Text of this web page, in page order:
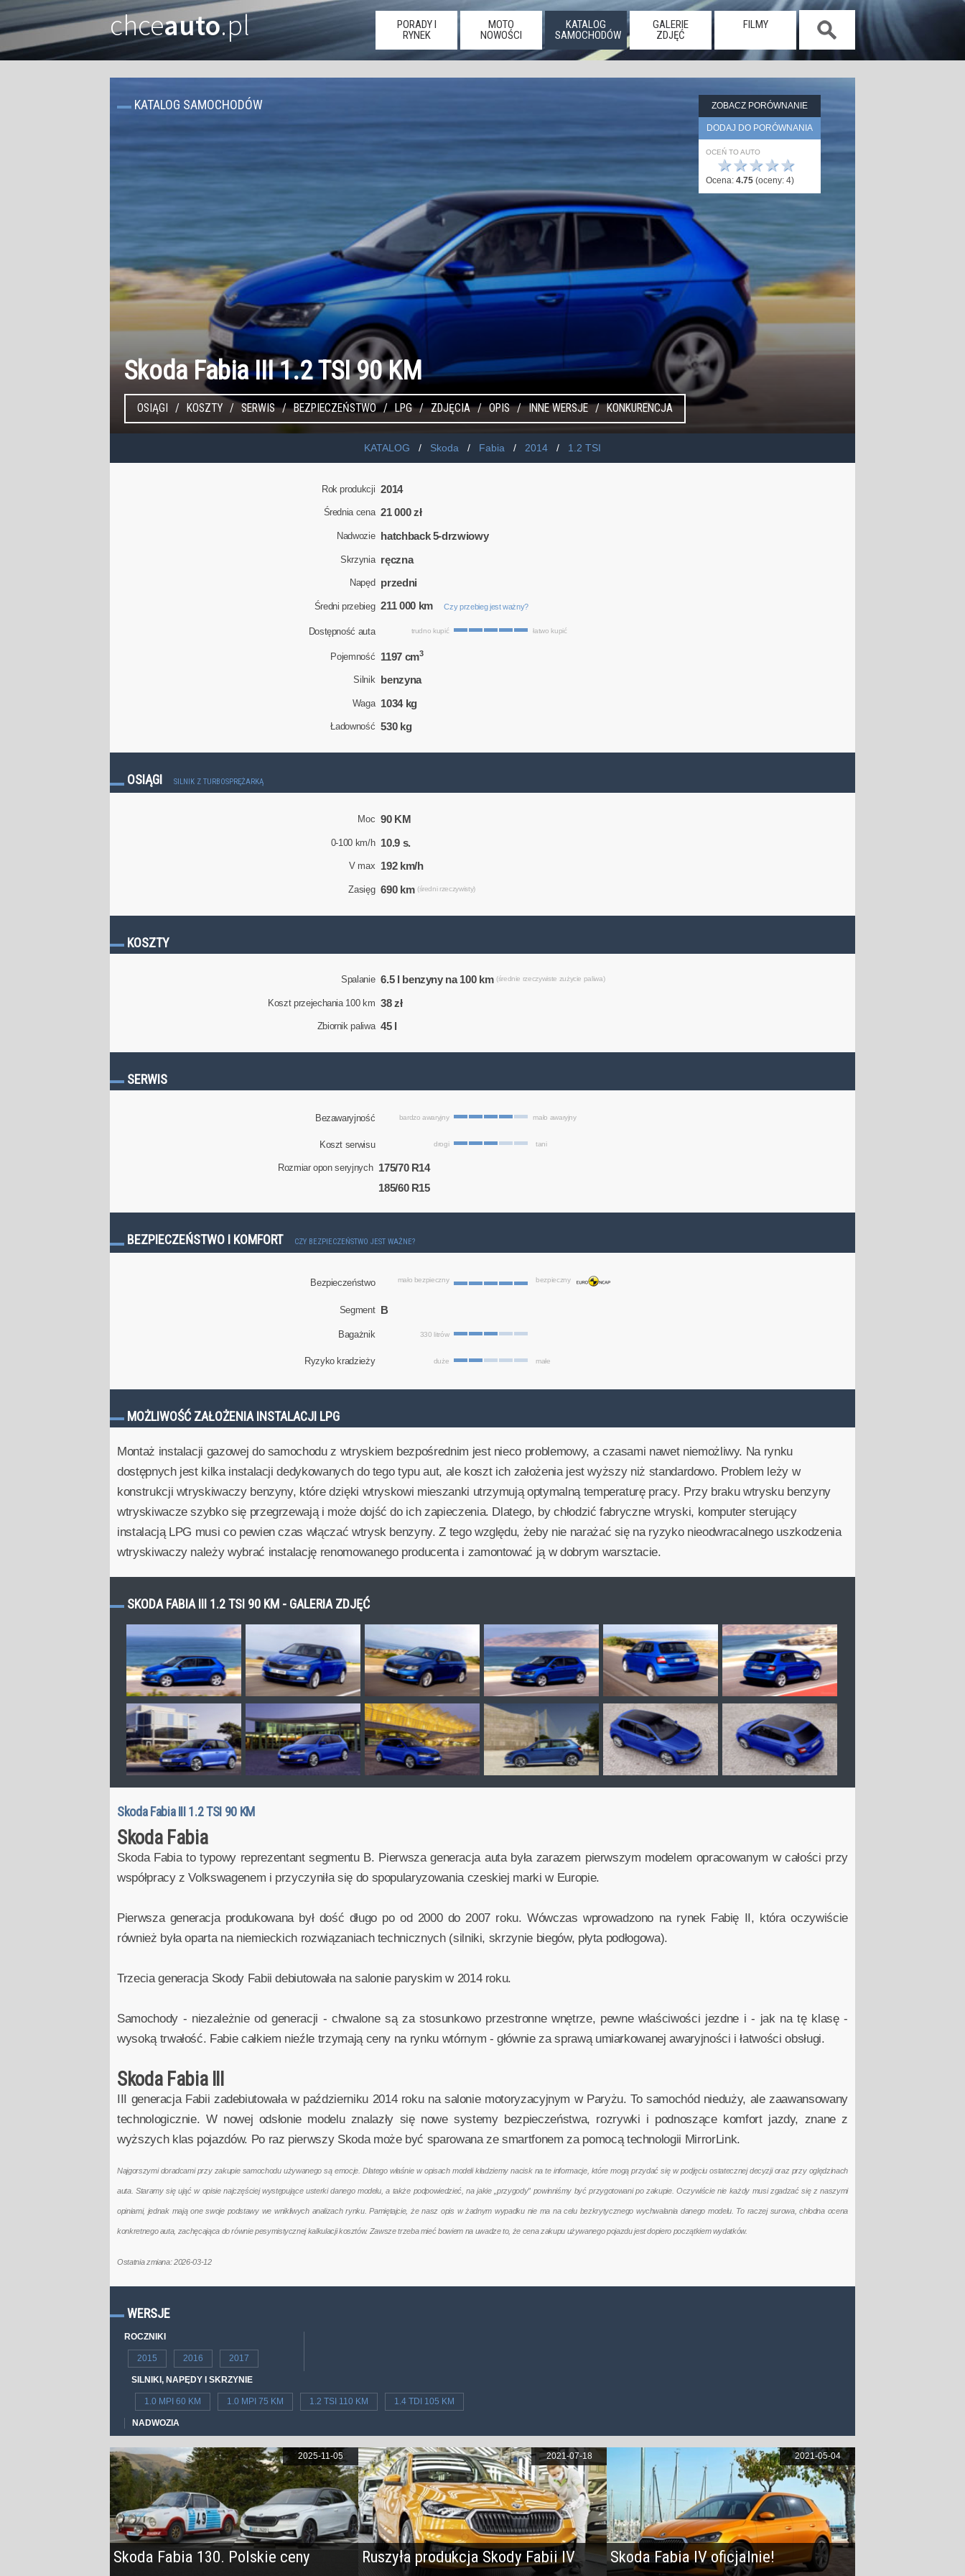
chceauto.pl
PORADY I
RYNEK
MOTO
NOWOŚCI
KATALOG
SAMOCHODÓW
GALERIE
ZDJĘĆ
FILMY
Skoda Fabia III 1.2 TSI 90 KM
KATALOG SAMOCHODÓW ZOBACZ PORÓWNANIE
DODAJ DO PORÓWNANIA
OCEŃ TO AUTO
★
★
★
★
★
Ocena: 4.75 (oceny: 4)
OSIĄGI KOSZTY SERWIS BEZPIECZEŃSTWO LPG ZDJĘCIA OPIS INNE WERSJE KONKURENCJA
KATALOG Skoda Fabia 2014 1.2 TSI
Rok produkcji 2014
Średnia cena 21 000 zł
Nadwozie hatchback 5-drzwiowy
Skrzynia ręczna
Napęd przedni
Średni przebieg 211 000 km Czy przebieg jest ważny?
Dostępność auta trudno kupić łatwo kupić
Pojemność 1197 cm3
Silnik benzyna
Waga 1034 kg
Ładowność 530 kg
OSIĄGI SILNIK Z TURBOSPRĘŻARKĄ
Moc 90 KM
0-100 km/h 10.9 s.
V max 192 km/h
Zasięg 690 km (średni rzeczywisty)
KOSZTY
Spalanie 6.5 l benzyny na 100 km (średnie rzeczywiste zużycie paliwa)
Koszt przejechania 100 km 38 zł
Zbiornik paliwa 45 l
SERWIS
Bezawaryjność bardzo awaryjny mało awaryjny
Koszt serwisu drogi tani
Rozmiar opon seryjnych 175/70 R14
185/60 R15
BEZPIECZEŃSTWO I KOMFORT CZY BEZPIECZEŃSTWO JEST WAŻNE?
Bezpieczeństwo mało bezpieczny bezpieczny
Segment B
Bagażnik 330 litrów
Ryzyko kradzieży duże małe
MOŻLIWOŚĆ ZAŁOŻENIA INSTALACJI LPG
Montaż instalacji gazowej do samochodu z wtryskiem bezpośrednim jest nieco problemowy, a czasami nawet niemożliwy. Na rynku
dostępnych jest kilka instalacji dedykowanych do tego typu aut, ale koszt ich założenia jest wyższy niż standardowo. Problem leży w
konstrukcji wtryskiwaczy benzyny, które dzięki wtryskowi mieszanki utrzymują optymalną temperaturę pracy. Przy braku wtrysku benzyny
wtryskiwacze szybko się przegrzewają i może dojść do ich zapieczenia. Dlatego, by chłodzić fabryczne wtryski, komputer sterujący
instalacją LPG musi co pewien czas włączać wtrysk benzyny. Z tego względu, żeby nie narażać się na ryzyko nieodwracalnego uszkodzenia
wtryskiwaczy należy wybrać instalację renomowanego producenta i zamontować ją w dobrym warsztacie.
SKODA FABIA III 1.2 TSI 90 KM - GALERIA ZDJĘĆ
Skoda Fabia III 1.2 TSI 90 KM
Skoda Fabia
Skoda Fabia to typowy reprezentant segmentu B. Pierwsza generacja auta była zarazem pierwszym modelem opracowanym w całości przy
współpracy z Volkswagenem i przyczyniła się do spopularyzowania czeskiej marki w Europie.
Pierwsza generacja produkowana był dość długo po od 2000 do 2007 roku. Wówczas wprowadzono na rynek Fabię II, która oczywiście
również była oparta na niemieckich rozwiązaniach technicznych (silniki, skrzynie biegów, płyta podłogowa).
Trzecia generacja Skody Fabii debiutowała na salonie paryskim w 2014 roku.
Samochody - niezależnie od generacji - chwalone są za stosunkowo przestronne wnętrze, pewne właściwości jezdne i - jak na tę klasę -
wysoką trwałość. Fabie całkiem nieźle trzymają ceny na rynku wtórnym - głównie za sprawą umiarkowanej awaryjności i łatwości obsługi.
Skoda Fabia III
III generacja Fabii zadebiutowała w październiku 2014 roku na salonie motoryzacyjnym w Paryżu. To samochód nieduży, ale zaawansowany
technologicznie. W nowej odsłonie modelu znalazły się nowe systemy bezpieczeństwa, rozrywki i podnoszące komfort jazdy, znane z
wyższych klas pojazdów. Po raz pierwszy Skoda może być sparowana ze smartfonem za pomocą technologii MirrorLink.
Najgorszymi doradcami przy zakupie samochodu używanego są emocje. Dlatego właśnie w opisach modeli kładziemy nacisk na te informacje, które mogą przydać się w podjęciu ostatecznej decyzji oraz przy oględzinach
auta. Staramy się ująć w opisie najczęściej występujące usterki danego modelu, a także podpowiedzieć, na jakie „przygody” powinniśmy być przygotowani po zakupie. Oczywiście nie każdy musi zgadzać się z naszymi
opiniami, jednak mają one swoje podstawy we wnikliwych analizach rynku. Pamiętajcie, że nasz opis w żadnym wypadku nie ma na celu bezkrytycznego wychwalania danego modelu. To raczej surowa, chłodna ocena
konkretnego auta, zachęcająca do równie pesymistycznej kalkulacji kosztów. Zawsze trzeba mieć bowiem na uwadze to, że cena zakupu używanego pojazdu jest dopiero początkiem wydatków.
Ostatnia zmiana: 2026-03-12
WERSJE
ROCZNIKI
2015 2016 2017
SILNIKI, NAPĘDY I SKRZYNIE
1.0 MPI 60 KM 1.0 MPI 75 KM 1.2 TSI 110 KM 1.4 TDI 105 KM
NADWOZIA
Skoda Fabia 130. Polskie ceny
2025-11-05
Ruszyła produkcja Skody Fabii IV
2021-07-18
Skoda Fabia IV oficjalnie!
2021-05-04